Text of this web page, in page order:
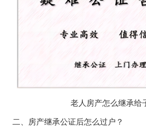
老人房产怎么继承给
二、 房产继承公证后怎么过户？